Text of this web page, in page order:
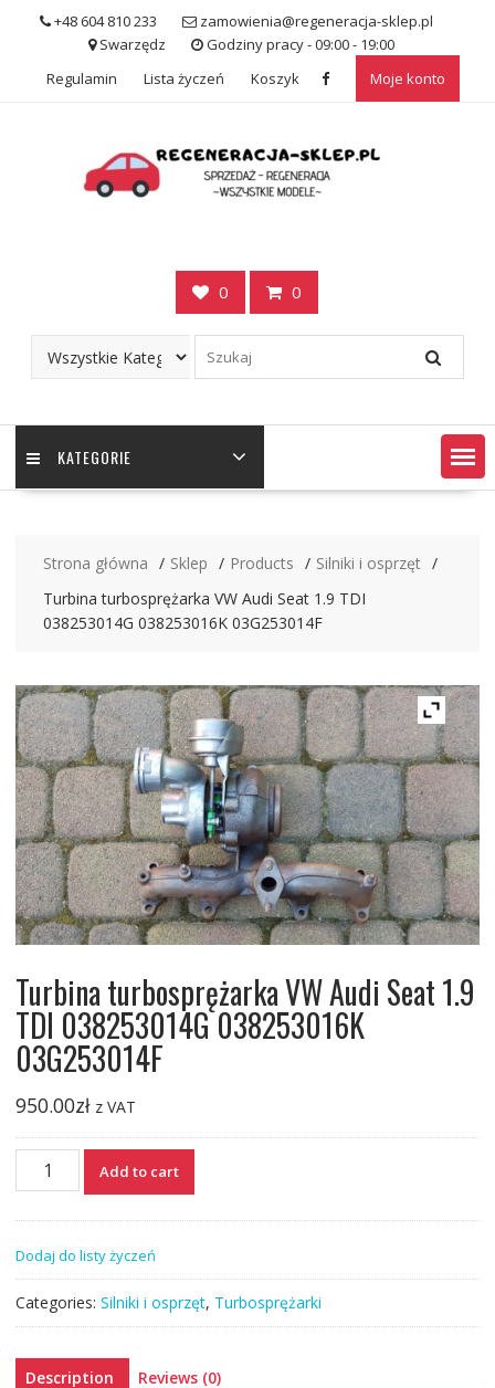
+48 604 810 233
zamowienia@regeneracja-sklep.pl
Swarzędz
Godziny pracy - 09:00 - 19:00
Regulamin
Lista życzeń Koszyk Moje konto
0 0
KATEGORIE
Strona główna Sklep Products
Silniki i osprzęt
Turbina turbosprężarka VW Audi Seat 1.9 TDI
038253014G 038253016K 03G253014F
Turbina turbosprężarka VW Audi Seat 1.9
TDI 038253014G 038253016K
03G253014F
950.00zł z VAT
Turbina
Seat
1.9
TDI
038253014G
038253016K
03G253014F
Add to cart
Dodaj do listy życzeń
Categories: Silniki i osprzęt, Turbosprężarki
Description Reviews (0)